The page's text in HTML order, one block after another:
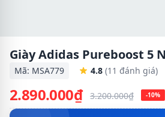
Giày Adidas Pureboost 5
Mã: MSA779 4.8 (11 đánh giá)
2.890.000₫ 3.200.000₫ -10%